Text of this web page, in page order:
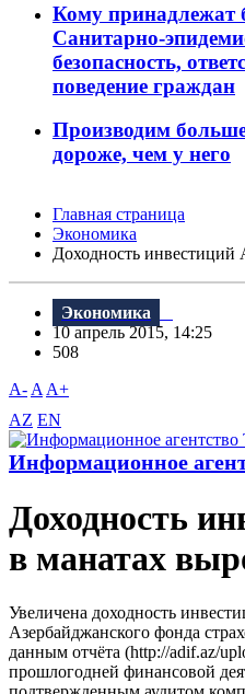
Кому принадлежат
Санитарно-
безопасность,
поведение граждан
Производим
дороже, чем у него
Главная страница
Экономика
Доходность инвестиций
Экономика
10 апрель 2015, 14:25
508
A- A A+
AZ EN
Информационное
Доходность
в манатах
Увеличена доходность
Азербайджанского фонда
данным отчёта (http://adif.az/
прошлогодней финансовой